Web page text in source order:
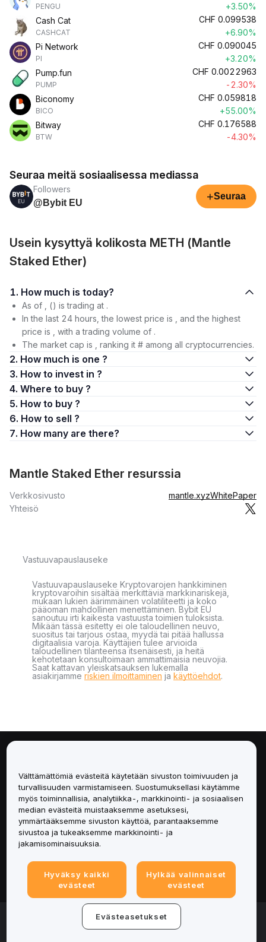
PENGU
+3.50%
Cash Cat
CASHCAT
CHF 0.099538
+6.90%
Pi Network
PI
CHF 0.090045
+3.20%
Pump.fun
PUMP
CHF 0.0022963
-2.30%
Biconomy
BICO
CHF 0.059818
+55.00%
Bitway
BTW
CHF 0.176588
-4.30%
Seuraa meitä sosiaalisessa mediassa
Followers
@Bybit EU
+Seuraa
Usein kysyttyä kolikosta METH (Mantle
Staked Ether)
1. How much is today?
As of , () is trading at .
In the last 24 hours, the lowest price is , and the highest
price is , with a trading volume of .
The market cap is , ranking it # among all cryptocurrencies.
2. How much is one ?
3. How to invest in ?
4. Where to buy ?
5. How to buy ?
6. How to sell ?
7. How many are there?
Mantle Staked Ether resurssia
Verkkosivusto mantle.xyzWhitePaper
Yhteisö
Vastuuvapauslauseke
Vastuuvapauslauseke Kryptovarojen hankkiminen
kryptovaroihin sisältää merkittäviä markkinariskejä,
mukaan lukien äärimmäinen volatiliteetti ja koko
pääoman mahdollinen menettäminen. Bybit EU
sanoutuu irti kaikesta vastuusta toimien tuloksista.
Mikään tässä esitetty ei ole taloudellinen neuvo,
suositus tai tarjous ostaa, myydä tai pitää hallussa
digitaalisia varoja. Käyttäjien tulee arvioida
taloudellinen tilanteensa itsenäisesti, ja heitä
kehotetaan konsultoimaan ammattimaisia neuvojia.
Saat kattavan yleiskatsauksen lukemalla
asiakirjamme riskien ilmoittaminen ja käyttöehdot.
Palvelut
Tuki
Tuotteet
Lakiasiat
© 2025-2026 Bybit.eu. All rights reserved.
Välttämättömiä evästeitä käytetään sivuston toimivuuden ja
turvallisuuden varmistamiseen. Suostumuksellasi käytämme
myös toiminnallisia, analytiikka-, markkinointi- ja sosiaalisen
median evästeitä muistaaksemme asetuksesi,
ymmärtääksemme sivuston käyttöä, parantaaksemme
sivustoa ja tukeaksemme markkinointi- ja
jakamisominaisuuksia.
Hyväksy kaikki
evästeet
Hylkää valinnaiset
evästeet
Evästeasetukset